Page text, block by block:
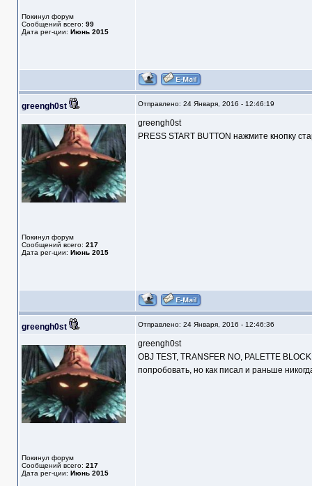
Покинул форум
Сообщений всего: 99
Дата рег-ции: Июнь 2015
greengh0st Отправлено: 24 Января, 2016 - 12:46:19
Покинул форум
Сообщений всего: 217
Дата рег-ции: Июнь 2015
greengh0st
PRESS START BUTTON нажмите кнопку
greengh0st Отправлено: 24 Января, 2016 - 12:46:36
Покинул форум
Сообщений всего: 217
Дата рег-ции: Июнь 2015
greengh0st
OBJ TEST, TRANSFER NO, PALETTE
попробовать, но как писал и раньше